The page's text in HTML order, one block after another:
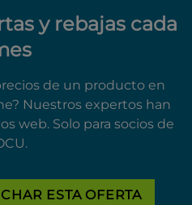
y rebajas cada
de un producto en
Nuestros expertos han
web. Solo para socios de
ESTA OFERTA